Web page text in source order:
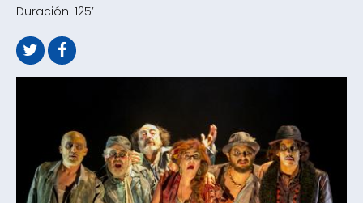
Duración: 125’